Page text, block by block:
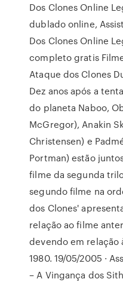
Dos Clones Online
dublado online,
Dos Clones Online
completo gratis
Ataque dos Clones
Dez anos após a
do planeta Naboo,
McGregor), Anakin
Christensen) e
Portman) estão
filme da segunda
segundo filme na
dos Clones'
relação ao filme
devendo em relação
1980. 19/05/2005 ·
– A Vingança dos